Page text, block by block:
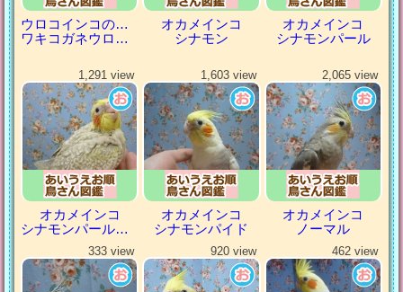
ウロコインコの仲間
ワキコガネウロコインコ
オカメインコ
シナモン
オカメインコ
シナモンパール
1,291 view
オカメインコ
シナモンパールパイド
1,603 view
オカメインコ
シナモンパイド
2,065 view
オカメインコ
ノーマル
333 view 920 view 462 view